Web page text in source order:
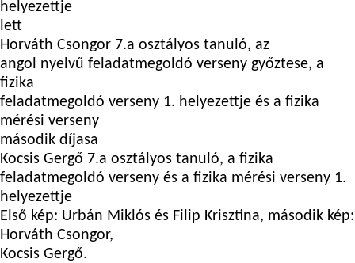
helyezettje
lett
Horváth Csongor 7.a osztályos tanuló, az
angol nyelvű feladatmegoldó verseny győztese, a
fizika
feladatmegoldó verseny 1. helyezettje és a fizika
mérési verseny
második díjasa
Kocsis Gergő 7.a osztályos tanuló, a fizika
feladatmegoldó verseny és a fizika mérési verseny 1.
helyezettje
Első kép: Urbán Miklós és Filip Krisztina, második kép:
Horváth Csongor,
Kocsis Gergő.